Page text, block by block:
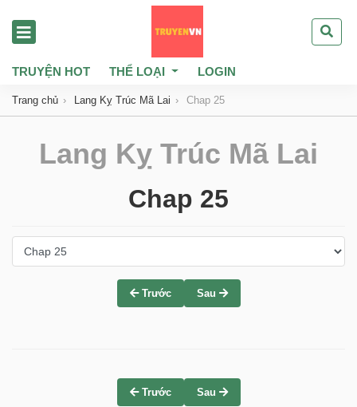
TRUYỆN HOT THỂ LOẠI LOGIN
Trang chủ Lang Kỵ Trúc Mã Lai Chap 25
Lang Kỵ Trúc Mã Lai
Chap 25
Trước Sau
Trước Sau